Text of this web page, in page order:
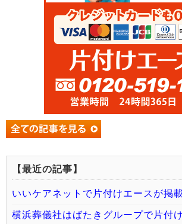
【最近の記事】
いいケアネットで片付けエースが掲
横浜葬儀社はばたきグループで片付